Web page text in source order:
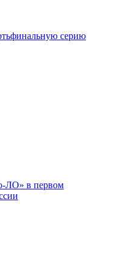
серию
ЛО» в первом